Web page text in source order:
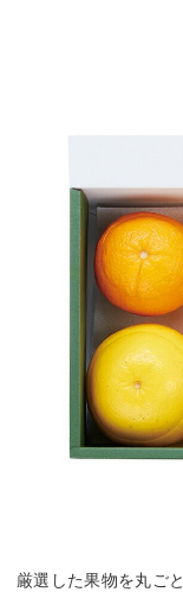
厳選した果物を丸ご